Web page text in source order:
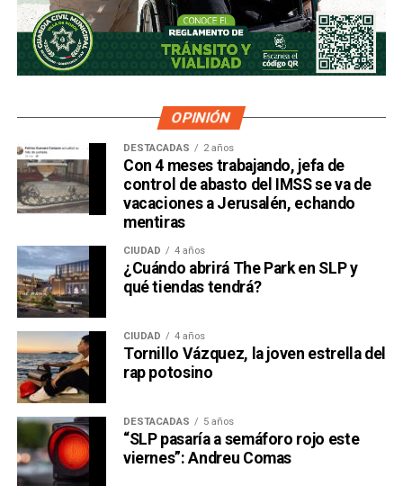
OPINIÓN
DESTACADAS 2 años
Con 4 meses trabajando, jefa de
control de abasto del IMSS se va de
vacaciones a Jerusalén, echando
mentiras
CIUDAD 4 años
¿Cuándo abrirá The Park en SLP y
qué tiendas tendrá?
CIUDAD 4 años
Tornillo Vázquez, la joven estrella del
rap potosino
DESTACADAS 5 años
“SLP pasaría a semáforo rojo este
viernes”: Andreu Comas